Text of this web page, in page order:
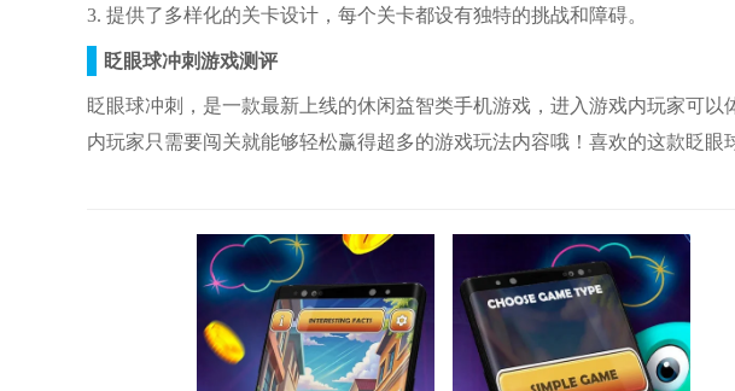
3. 提供了多样化的关卡设计，每个关卡都设有独特的挑战和障碍。
眨眼球冲刺游戏测评
眨眼球冲刺，是一款最新上线的休闲益智类手机游戏，进入游戏内玩家可
内玩家只需要闯关就能够轻松赢得超多的游戏玩法内容哦！喜欢的这款眨眼